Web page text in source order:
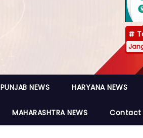
PUNJAB NEWS HARYANA NEWS
MAHARASHTRA NEWS Contact